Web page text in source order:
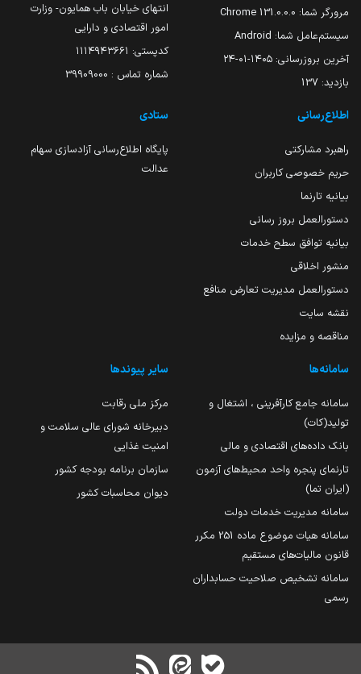
مرورگر شما: 131.0.0.0 Chrome
سیستم‌عامل شما: Android
آخرین بروزرسانی: ۱۴۰۵-۰۱-۲۴
بازدید: 137
انتهای خیابان باب همایون- وزارت
امور اقتصادی و دارایی
کدپستی: ۱۱۱۴۹۴۳۶۶۱
شماره تماس : 39909000
اطلاع‌رسانی
راهبرد مشارکتی
حریم خصوصی کاربران
بیانیه تارنما
دستورالعمل بروز رسانی
بیانیه توافق سطح خدمات
منشور اخلاقی
دستورالعمل مدیریت تعارض منافع
نقشه سایت
مناقصه و مزایده
ستادی
پایگاه اطلاع‌رسانی آزادسازی سهام
عدالت
سامانه‌ها
سامانه جامع کارآفرینی ، اشتغال و
تولید(کات)
بانک داده‌های اقتصادی و مالی
تارنمای پنجره واحد محیط‌های آزمون
(ایران تما)
سامانه مدیریت خدمات دولت
سامانه هیات موضوع ماده 251 مکرر
قانون مالیات‌های مستقیم
سامانه تشخیص صلاحیت حسابداران
رسمی
سایر پیوندها
مرکز ملی رقابت
دبیرخانه شورای عالی سلامت و
امنیت غذایی
سازمان برنامه بودجه کشور
دیوان محاسبات کشور